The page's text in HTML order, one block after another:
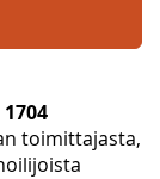
toimittajasta,